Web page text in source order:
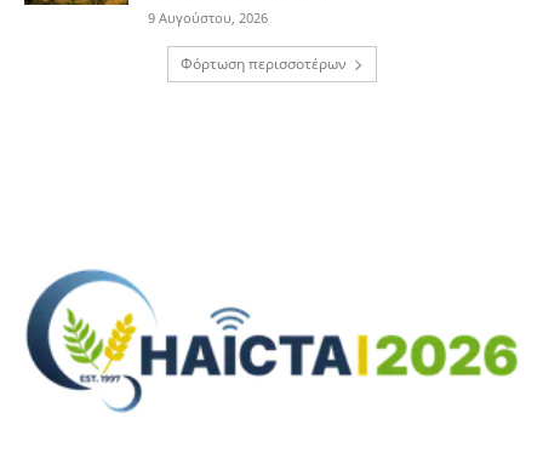
9 Αυγούστου, 2026
Φόρτωση περισσοτέρων